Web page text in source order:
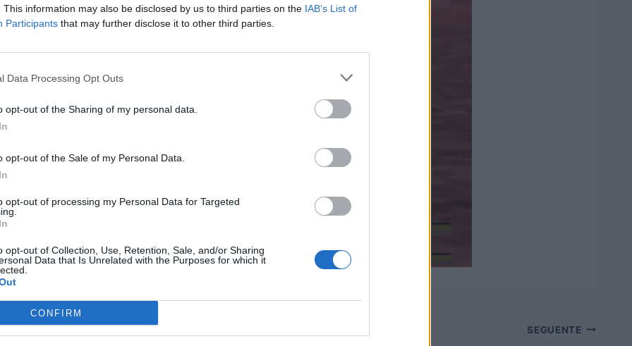
This information may also be disclosed by us to third parties on the IAB’s List of
Participants that may further disclose it to other third parties.
Data Processing Opt Outs
opt-out of the Sharing of my personal data.
opt-out of the Sale of my Personal Data.
opt-out of processing my Personal Data for Targeted
opt-out of Collection, Use, Retention, Sale, and/or Sharing
Data that Is Unrelated with the Purposes for which it
CONFIRM
SEGUENTE